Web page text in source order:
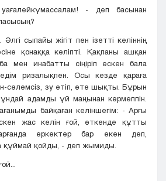
- деп басынан
сыпайы жігіт пен ізетті келіннің
қонаққа келіпті. Қақпаны ашқан
мен инабатты сіңіріп өскен бала
ризалықпен. Осы кезде қараға
сәлемсіз, зу етіп, өте шықты. Бұрын
адамды үй маңынан көрмеппін.
байқаған келіншегім: - Арғы
жас келін ғой, өткенде құтты
еркектер бар екен деп,
құймай қойды, - деп жымиды.